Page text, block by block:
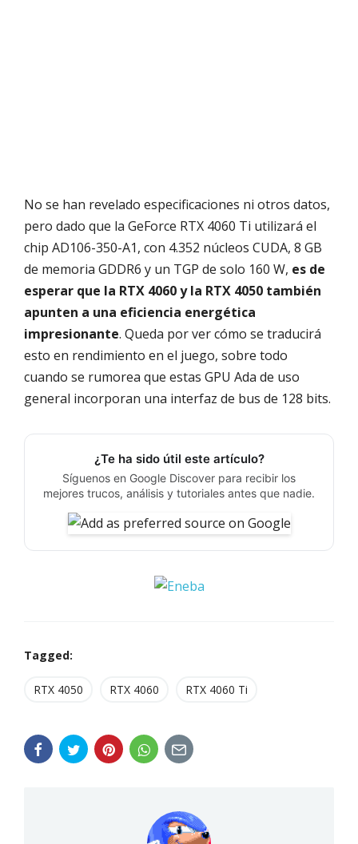
No se han revelado especificaciones ni otros datos,
pero dado que la GeForce RTX 4060 Ti utilizará el
chip AD106-350-A1, con 4.352 núcleos CUDA, 8 GB
de memoria GDDR6 y un TGP de solo 160 W, es de
esperar que la RTX 4060 y la RTX 4050 también
apunten a una eficiencia energética
impresionante. Queda por ver cómo se traducirá
esto en rendimiento en el juego, sobre todo
cuando se rumorea que estas GPU Ada de uso
general incorporan una interfaz de bus de 128 bits.
¿Te ha sido útil este artículo?
Síguenos en Google Discover para recibir los
mejores trucos, análisis y tutoriales antes que nadie.
Tagged:
RTX 4050 RTX 4060 RTX 4060 Ti